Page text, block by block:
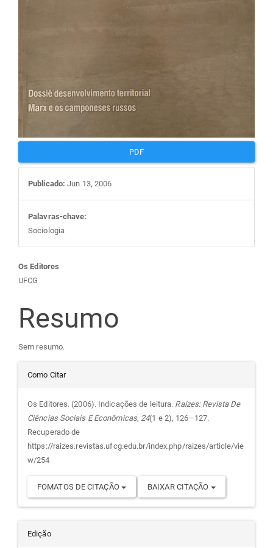
PDF
Publicado: Jun 13, 2006
Palavras-chave:
Sociologia
Conteúdo
do
artigo
principal
Os Editores
UFCG
Resumo
Sem resumo.
Detalhes
do
artigo
Como Citar
Os Editores. (2006). Indicações de leitura. Raízes: Revista De
Ciências Sociais E Econômicas, 24(1 e 2), 126–127.
Recuperado de
https://raizes.revistas.ufcg.edu.br/index.php/raizes/article/vie
w/254
FOMATOS DE CITAÇÃO BAIXAR CITAÇÃO
Edição